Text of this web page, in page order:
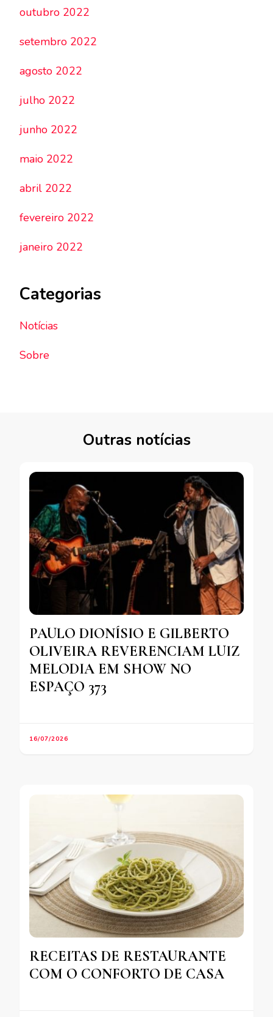
outubro 2022
setembro 2022
agosto 2022
julho 2022
junho 2022
maio 2022
abril 2022
fevereiro 2022
janeiro 2022
Categorias
Notícias
Sobre
Outras notícias
PAULO DIONÍSIO E GILBERTO
OLIVEIRA REVERENCIAM LUIZ
MELODIA EM SHOW NO
ESPAÇO 373
16/07/2026
RECEITAS DE RESTAURANTE
COM O CONFORTO DE CASA